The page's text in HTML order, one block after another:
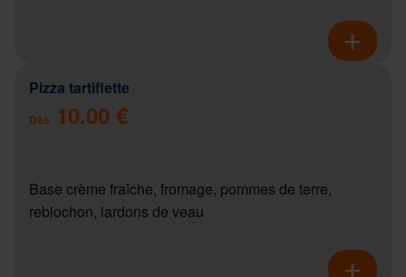
Pizza tartiflette
Dès 10.00 €
Base crème fraîche, fromage, pommes de terre,
reblochon, lardons de veau